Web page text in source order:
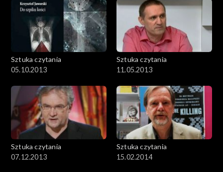
Sztuka czytania
05.10.2013
Sztuka czytania
11.05.2013
Sztuka czytania
07.12.2013
Sztuka czytania
15.02.2014